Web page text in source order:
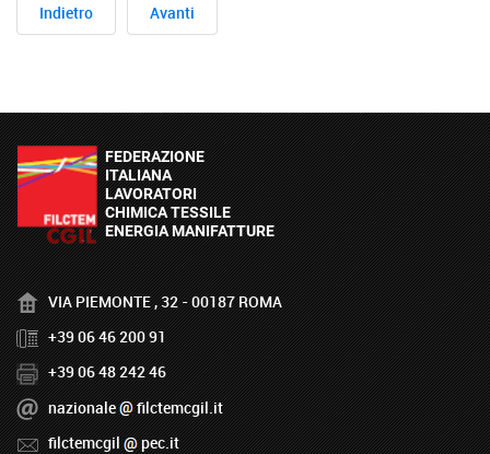
Indietro Avanti
VIA PIEMONTE , 32 - 00187 ROMA
+39 06 46 200 91
+39 06 48 242 46
nazionale
filctemcgil.it
filctemcgil
pec.it